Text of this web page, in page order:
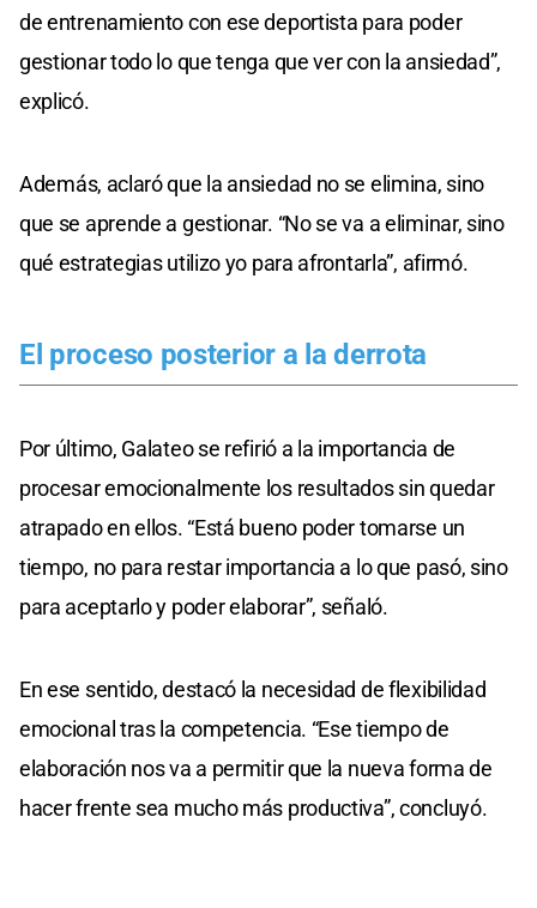
de entrenamiento con ese deportista para poder
gestionar todo lo que tenga que ver con la ansiedad”,
explicó.
Además, aclaró que la ansiedad no se elimina, sino
que se aprende a gestionar. “No se va a eliminar, sino
qué estrategias utilizo yo para afrontarla”, afirmó.
El proceso posterior a la derrota
Por último, Galateo se refirió a la importancia de
procesar emocionalmente los resultados sin quedar
atrapado en ellos. “Está bueno poder tomarse un
tiempo, no para restar importancia a lo que pasó, sino
para aceptarlo y poder elaborar”, señaló.
En ese sentido, destacó la necesidad de flexibilidad
emocional tras la competencia. “Ese tiempo de
elaboración nos va a permitir que la nueva forma de
hacer frente sea mucho más productiva”, concluyó.